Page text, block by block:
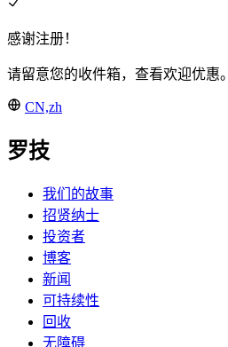
感谢注册！
请留意您的收件箱，查看欢迎优惠。
CN,zh
罗技
我们的故事
招贤纳士
投资者
博客
新闻
可持续性
回收
无障碍